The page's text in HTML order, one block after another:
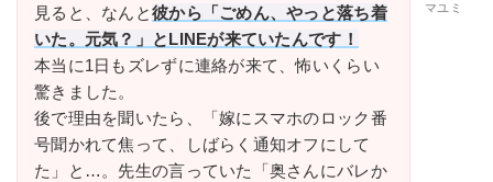
マユミ
見ると、なんと彼から「ごめん、やっと落ち着
いた。元気？」とLINEが来ていたんです！
本当に1日もズレずに連絡が来て、怖いくらい
驚きました。
後で理由を聞いたら、「嫁にスマホのロック番
号聞かれて焦って、しばらく通知オフにして
た」と…。先生の言っていた「奥さんにバレか